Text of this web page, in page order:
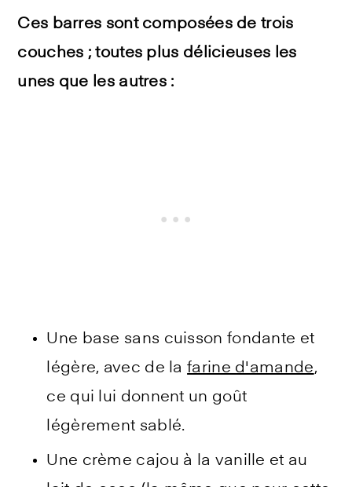
Ces barres sont composées de trois
couches ; toutes plus délicieuses les
unes que les autres :
Une base sans cuisson fondante et
légère, avec de lafarine d'amande,
ce qui lui donnent un goût
légèrement sablé.
Une crème cajou à la vanille et au